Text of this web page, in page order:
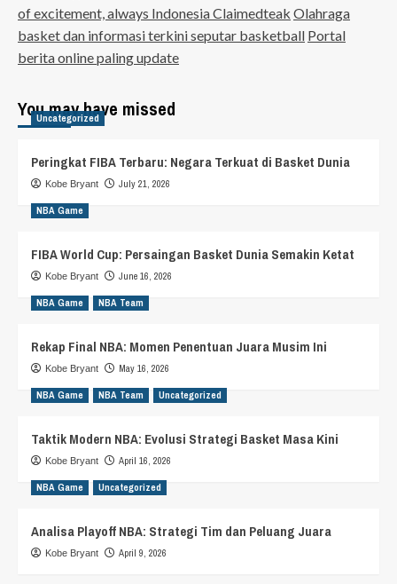
of excitement, always Indonesia Claimedteak Olahraga
basket dan informasi terkini seputar basketball Portal
berita online paling update
You may have missed
Uncategorized
Peringkat FIBA Terbaru: Negara Terkuat di Basket Dunia
Kobe Bryant July 21, 2026
NBA Game
FIBA World Cup: Persaingan Basket Dunia Semakin Ketat
Kobe Bryant June 16, 2026
NBA Game NBA Team
Rekap Final NBA: Momen Penentuan Juara Musim Ini
Kobe Bryant May 16, 2026
NBA Game NBA Team Uncategorized
Taktik Modern NBA: Evolusi Strategi Basket Masa Kini
Kobe Bryant April 16, 2026
NBA Game Uncategorized
Analisa Playoff NBA: Strategi Tim dan Peluang Juara
Kobe Bryant April 9, 2026